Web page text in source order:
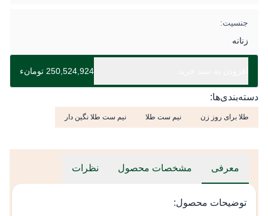
جنسیت:
زنانه
250,524,924 تومانء
دسته‌بندی‌ها:
طلا برای روز زن نیم ست طلا نیم ست طلا نگین دار
معرفی مشخصات محصول نظرات
توضیحات محصول: